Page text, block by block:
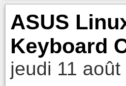
ASUS
Keyboard
jeudi 11